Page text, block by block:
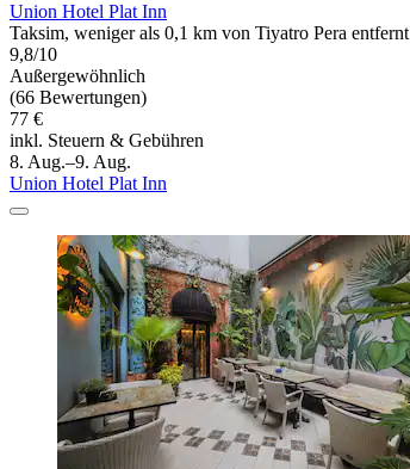
Union Hotel Plat Inn
Taksim, weniger als 0,1 km von Tiyatro Pera entfernt
9,8/10
Außergewöhnlich
(66 Bewertungen)
77 €
inkl. Steuern & Gebühren
8. Aug.–9. Aug.
Union Hotel Plat Inn